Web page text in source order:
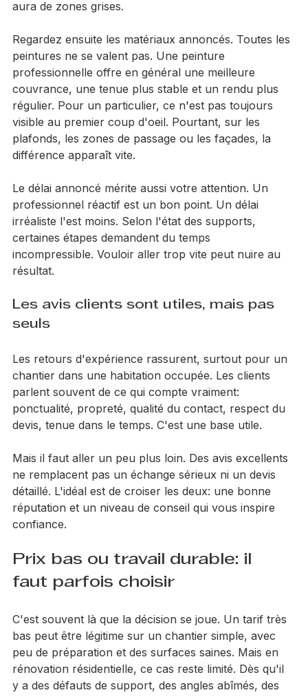
fin de chantier. Plus le document est clair, moins il y
Regardez ensuite les matériaux annoncés. Toutes les
peintures ne se valent pas. Une peinture
professionnelle offre en général une meilleure
couvrance, une tenue plus stable et un rendu plus
régulier. Pour un particulier, ce n'est pas toujours
visible au premier coup d'oeil. Pourtant, sur les
plafonds, les zones de passage ou les façades, la
Le délai annoncé mérite aussi votre attention. Un
professionnel réactif est un bon point. Un délai
irréaliste l'est moins. Selon l'état des supports,
certaines étapes demandent du temps
incompressible. Vouloir aller trop vite peut nuire au
Les avis clients sont utiles, mais pas
Les retours d'expérience rassurent, surtout pour un
chantier dans une habitation occupée. Les clients
parlent souvent de ce qui compte vraiment:
ponctualité, propreté, qualité du contact, respect du
Mais il faut aller un peu plus loin. Des avis excellents
ne remplacent pas un échange sérieux ni un devis
détaillé. L'idéal est de croiser les deux: une bonne
réputation et un niveau de conseil qui vous inspire
Prix bas ou travail durable: il
C'est souvent là que la décision se joue. Un tarif très
bas peut être légitime sur un chantier simple, avec
peu de préparation et des surfaces saines. Mais en
rénovation résidentielle, ce cas reste limité. Dès qu'il